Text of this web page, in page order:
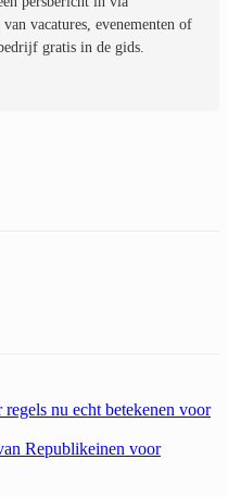
vacatures, evenementen of
gratis in de gids.
nu echt betekenen voor
Republikeinen voor